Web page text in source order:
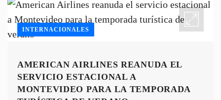
INTERNACIONALES
AMERICAN AIRLINES REANUDA EL
SERVICIO ESTACIONAL A
MONTEVIDEO PARA LA TEMPORADA